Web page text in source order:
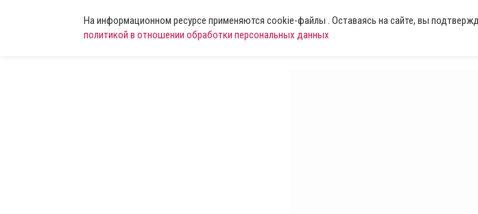
На информационном ресурсе применяются cookie-файлы . Оставаясь на сайте, вы
политикой в отношении обработки персональных данных